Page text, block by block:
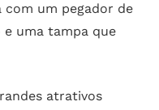
com um pegador de
uma tampa que
atrativos